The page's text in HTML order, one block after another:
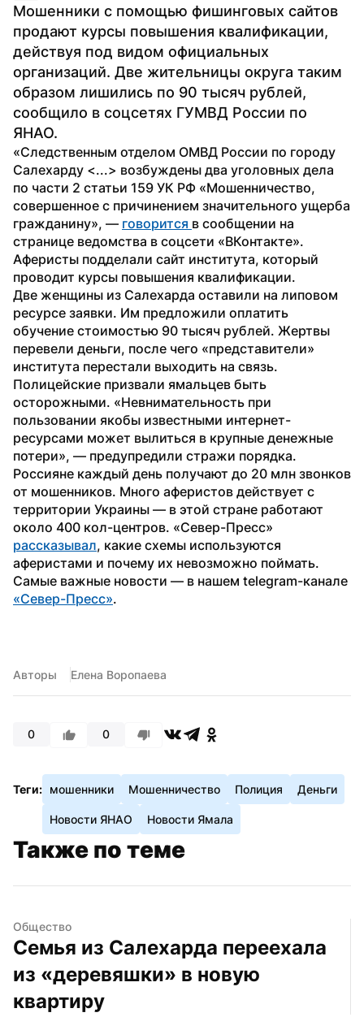
Мошенники с помощью фишинговых сайтов
продают курсы повышения квалификации,
действуя под видом официальных
организаций. Две жительницы округа таким
образом лишились по 90 тысяч рублей,
сообщило в соцсетях ГУМВД России по
ЯНАО.
«Следственным отделом ОМВД России по городу
Салехарду <...> возбуждены два уголовных дела
по части 2 статьи 159 УК РФ «Мошенничество,
совершенное с причинением значительного ущерба
гражданину», — говорится в сообщении на
странице ведомства в соцсети «ВКонтакте».
Аферисты подделали сайт института, который
проводит курсы повышения квалификации.
Две женщины из Салехарда оставили на липовом
ресурсе заявки. Им предложили оплатить
обучение стоимостью 90 тысяч рублей. Жертвы
перевели деньги, после чего «представители»
института перестали выходить на связь.
Полицейские призвали ямальцев быть
осторожными. «Невнимательность при
пользовании якобы известными интернет-
ресурсами может вылиться в крупные денежные
потери», — предупредили стражи порядка.
Россияне каждый день получают до 20 млн звонков
от мошенников. Много аферистов действует с
территории Украины — в этой стране работают
рассказывал, какие схемы используются
аферистами и почему их невозможно поймать.
«Север-Пресс».
Авторы Елена Воропаева
0 0
Теги: мошенники Мошенничество Полиция Деньги
Новости ЯНАО Новости Ямала
Также по теме
Общество
Семья из Салехарда переехала
из «деревяшки» в новую
квартиру